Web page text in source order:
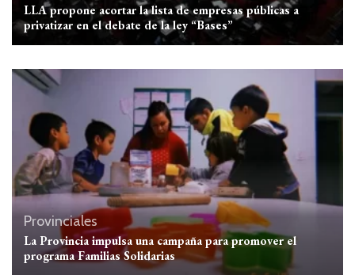
LLA propone acortar la lista de empresas públicas a
privatizar en el debate de la ley “Bases”
Provinciales
La Provincia impulsa una campaña para promover el
programa Familias Solidarias